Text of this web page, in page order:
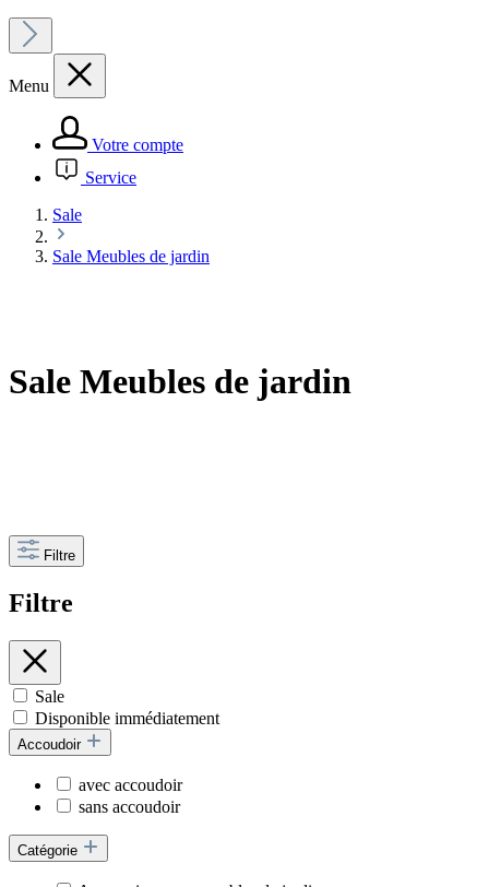
Menu
Votre compte
Service
Sale
Sale Meubles de jardin
Sale Meubles de jardin
Filtre
Filtre
Sale
Disponible immédiatement
Accoudoir
avec accoudoir
sans accoudoir
Catégorie